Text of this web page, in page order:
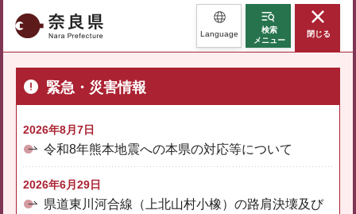
奈良県 Language
検索
メニュー
閉じる
緊急・災害情報
2026年8月7日
令和8年熊本地震への本県の対応等について
2026年6月29日
県道東川河合線（上北山村小橡）の路肩決壊及び